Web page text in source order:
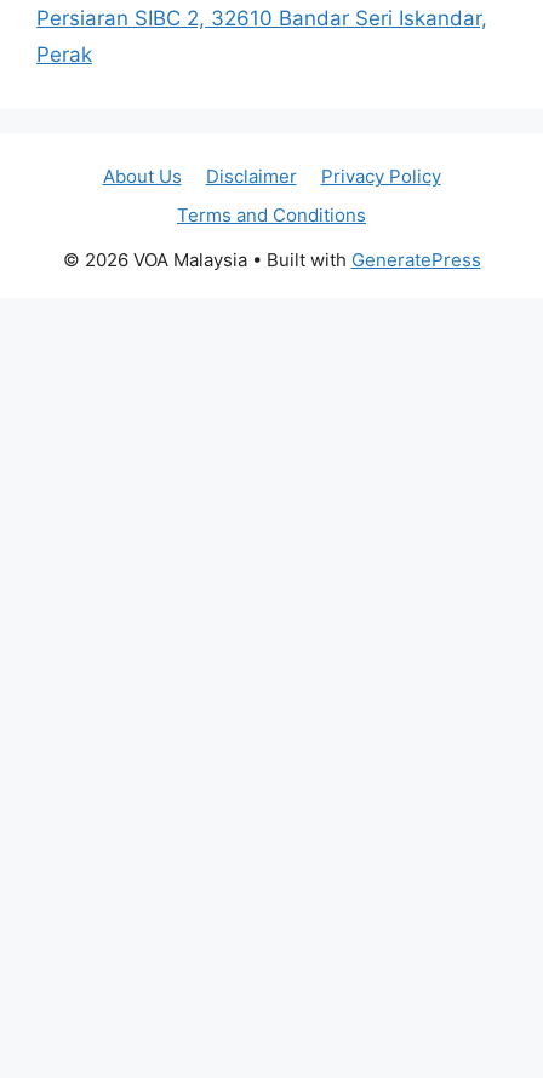
Persiaran SIBC 2, 32610 Bandar Seri Iskandar,
Perak
About Us Disclaimer
Privacy Policy
Terms and Conditions
© 2026 VOA Malaysia• Built with GeneratePress